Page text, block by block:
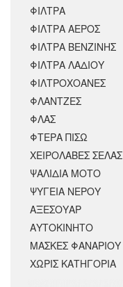
ΦΙΛΤΡΑ
ΦΙΛΤΡΑ ΑΕΡΟΣ
ΦΙΛΤΡΑ ΒΕΝΖΙΝΗΣ
ΦΙΛΤΡΑ ΛΑΔΙΟΥ
ΦΙΛΤΡΟΧΟΑΝΕΣ
ΦΛΑΝΤΖΕΣ
ΦΛΑΣ
ΦΤΕΡΑ ΠΙΣΩ
ΧΕΙΡΟΛΑΒΕΣ ΣΕΛΑΣ
ΨΑΛΙΔΙΑ ΜΟΤΟ
ΨΥΓΕΙΑ ΝΕΡΟΥ
ΑΞΕΣΟΥΆΡ
ΑΥΤΟΚΙΝΗΤΟ
ΜΑΣΚΕΣ ΦΑΝΑΡΙΟΥ
ΧΩΡΊΣ ΚΑΤΗΓΟΡΊΑ